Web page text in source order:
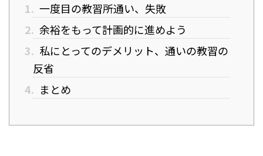
1. 一度目の教習所通い、失敗
2. 余裕をもって計画的に進めよう
3. 私にとってのデメリット、通いの教習の
反省
4. まとめ